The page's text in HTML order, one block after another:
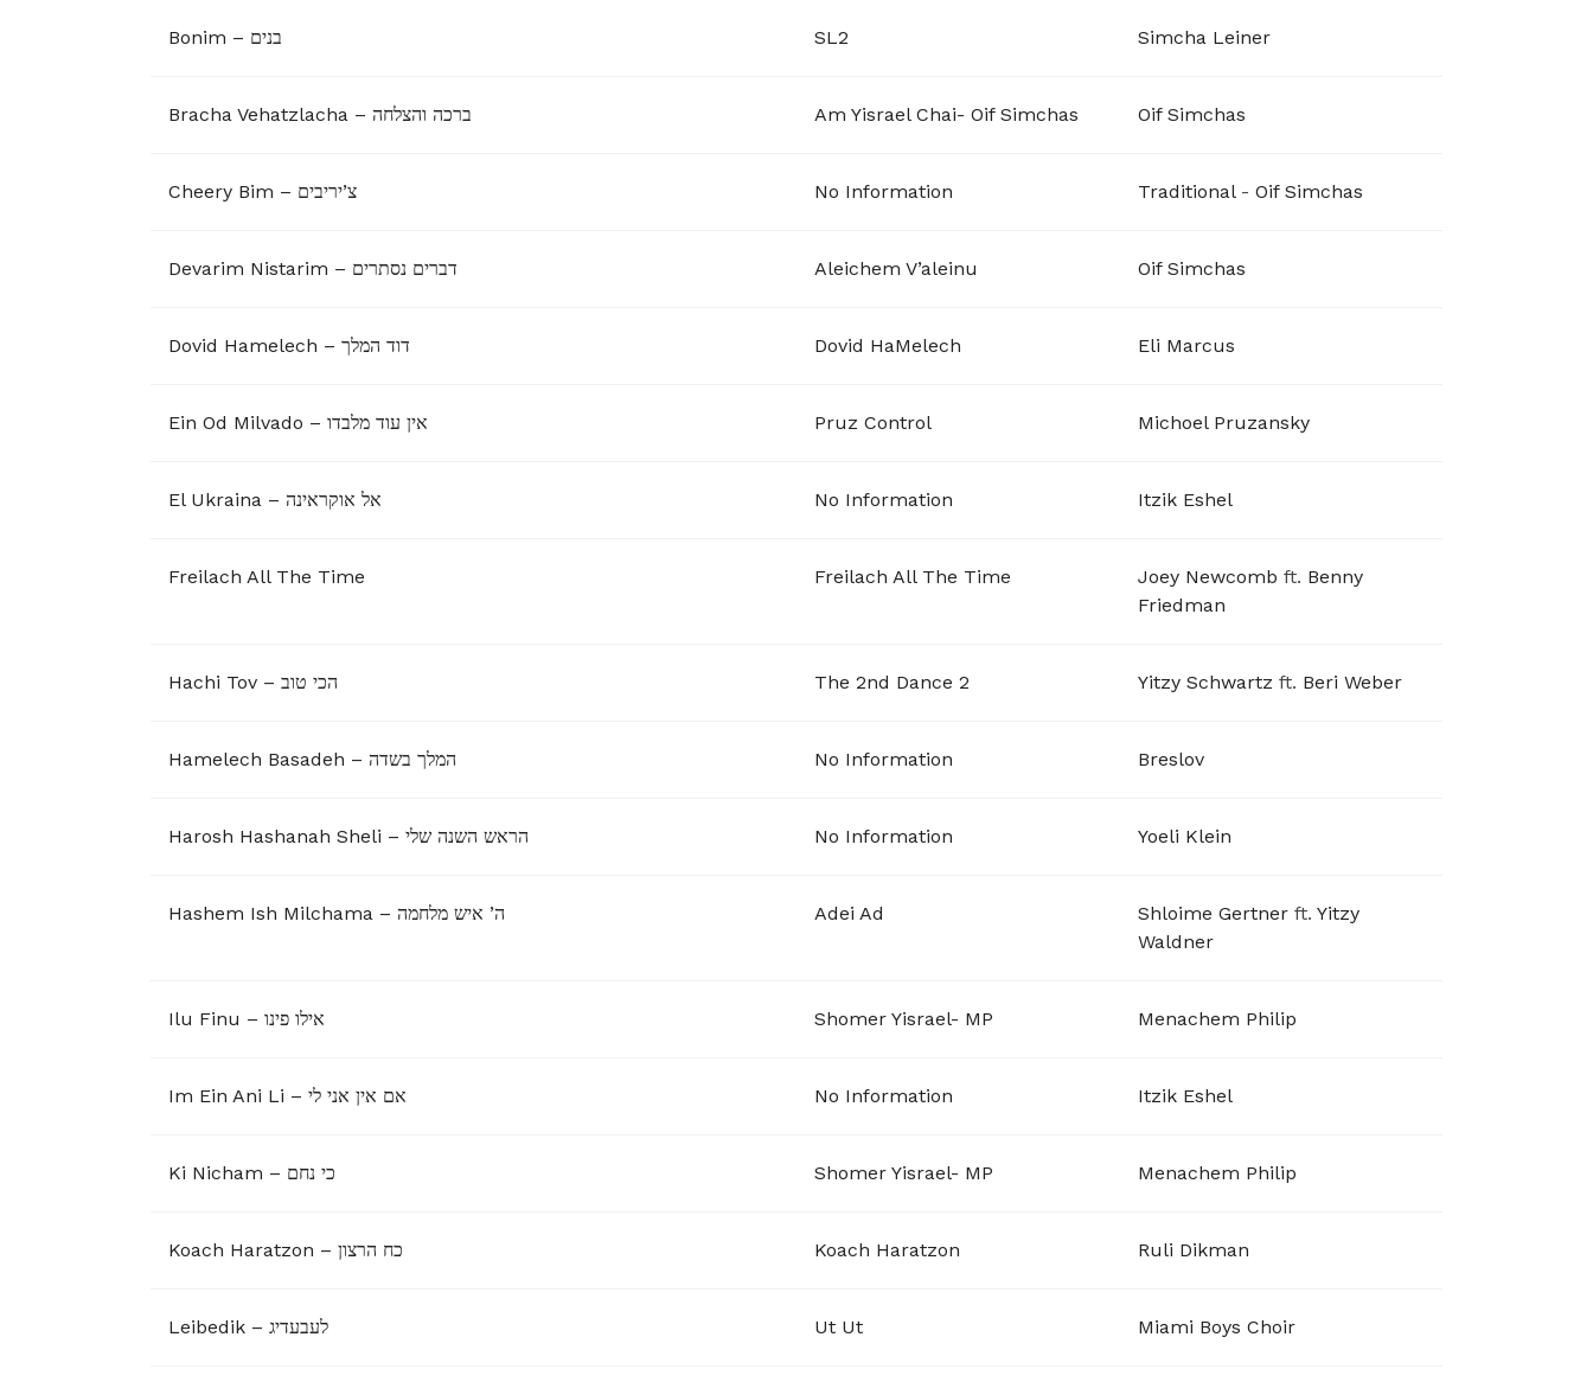
Bonim – בנים SL2 Simcha Leiner
Bracha Vehatzlacha – ברכה והצלחה Am Yisrael Chai- Oif Simchas Oif Simchas
Cheery Bim – צ’יריבים No Information Traditional- Oif Simchas
Devarim Nistarim – דברים נסתרים Aleichem V’aleinu Oif Simchas
Dovid Hamelech – דוד המלך Dovid HaMelech Eli Marcus
Ein Od Milvado – אין עוד מלבדו Pruz Control Michoel Pruzansky
El Ukraina – אל אוקראינה No Information Itzik Eshel
Freilach All The Time Freilach All The Time Joey Newcomb ft. Benny
Friedman
Hachi Tov – הכי טוב The 2nd Dance 2 Yitzy Schwartz ft. Beri Weber
Hamelech Basadeh – המלך בשדה No Information Breslov
Harosh Hashanah Sheli – הראש השנה שלי No Information Yoeli Klein
Hashem Ish Milchama – ה’ איש מלחמה Adei Ad Shloime Gertnerft. Yitzy
Waldner
Ilu Finu – אילו פינו Shomer Yisrael- MP Menachem Philip
Im Ein Ani Li – אם אין אני לי No Information Itzik Eshel
Ki Nicham – כי נחם Shomer Yisrael- MP Menachem Philip
Koach Haratzon – כח הרצון Koach Haratzon Ruli Dikman
Leibedik – לעבעדיג Ut Ut Miami Boys Choir